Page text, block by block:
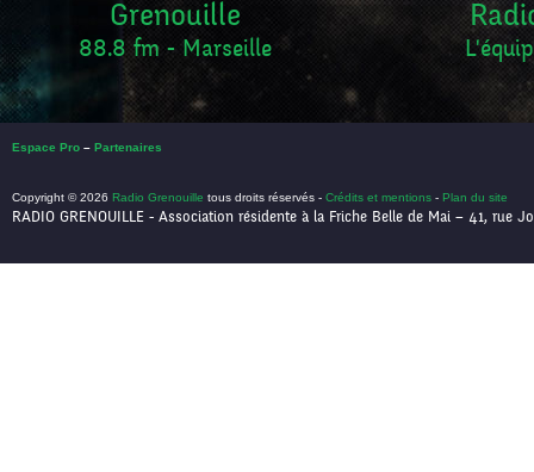
Grenouille
88.8 fm - Marseille
Espace Pro – Partenaires
Copyright © 2026 Radio Grenouille tous droits réservés - Crédits et mentions - Plan du site
RADIO GRENOUILLE - Association résidente à la Friche Belle de Mai – 41, rue